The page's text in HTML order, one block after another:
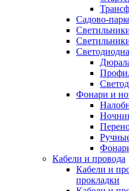
Садово-
Фонари и
Кабели и провода
Кабели и
прокладки